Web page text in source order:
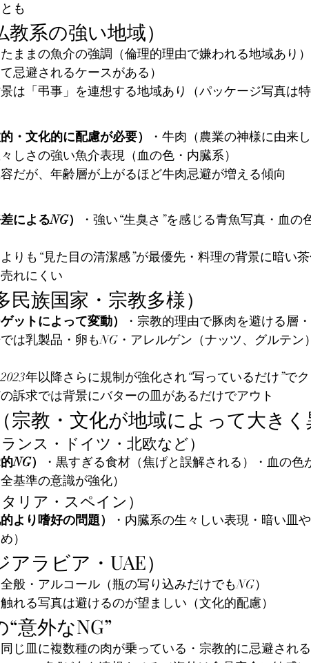
も
系の強い地域）
ままの魚介の強調（倫理的理由で嫌われる地域あり
忌避されるケースがある）
は「弔事」を連想する地域あり（パッケージ写真は特
・文化的に配慮が必要）
・牛肉（農業の神様に由来
しさの強い魚介表現（血の色・内臓系）
だが、年齢層が上がるほど牛肉忌避が増える傾向
によるNG）
・強い“生臭さ”を感じる青魚写真・血の
りも“見た目の清潔感”が最優先・料理の背景に暗い
れにくい
族国家・宗教多様）
ットによって変動）
・宗教的理由で豚肉を避ける層
は乳製品・卵もNG・アレルゲン（ナッツ、グルテン
年以降さらに規制が強化され“写っているだけ”で
訴求では背景にバターの皿があるだけでアウト
宗教・文化が地域によって大きく
ンス・ドイツ・北欧など）
NG）
・黒すぎる食材（焦げと誤解される）・血の色
基準の意識が強化）
リア・スペイン）
より嗜好の問題）
・内臓系の生々しい表現・暗い皿
）
ラビア・UAE）
般・アルコール（瓶の写り込みだけでもNG）
れる写真は避けるのが望ましい（文化的配慮）
意外なNG”
じ皿に複数種の肉が乗っている・宗教的に忌避され